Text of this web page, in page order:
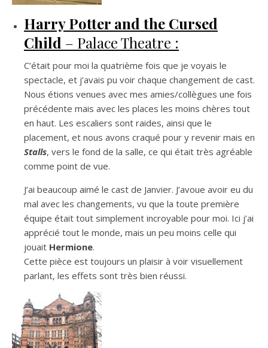
Harry Potter and the Cursed
Child – Palace Theatre :
C’était pour moi la quatrième fois que je voyais le
spectacle, et j’avais pu voir chaque changement de cast.
Nous étions venues avec mes amies/collègues une fois
précédente mais avec les places les moins chères tout
en haut. Les escaliers sont raides, ainsi que le
placement, et nous avons craqué pour y revenir mais en
Stalls, vers le fond de la salle, ce qui était très agréable
comme point de vue.
J’ai beaucoup aimé le cast de Janvier. J’avoue avoir eu du
mal avec les changements, vu que la toute première
équipe était tout simplement incroyable pour moi. Ici j’ai
apprécié tout le monde, mais un peu moins celle qui
jouait Hermione.
Cette pièce est toujours un plaisir à voir visuellement
parlant, les effets sont très bien réussi.